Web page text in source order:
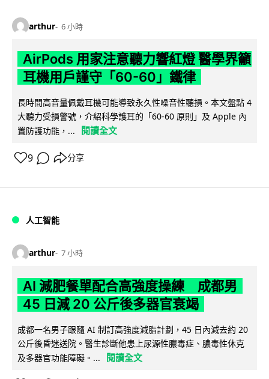
arthur 6 小時
AirPods 用家注意聽力響紅燈 醫學界籲
耳機用戶謹守「60-60」鐵律
長時間高音量佩戴耳機可能導致永久性噪音性聽損。本文盤點 4
大聽力受損警號，介紹科學護耳的「60-60 原則」及 Apple 內
置防護功能，...
閱讀全文
9 分享
人工智能
arthur 7 小時
AI 減肥餐單配合高強度操練 成都男
45 日減 20 公斤後多器官衰竭
成都一名男子跟隨 AI 制訂高強度減脂計劃，45 日內減去約 20
公斤後昏迷送院。醫生診斷他患上尿源性膿毒症、膿毒性休克
及多器官功能障礙。...
閱讀全文